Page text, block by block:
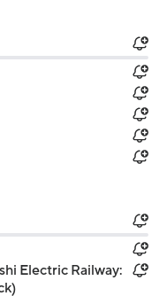
Electric Railway: